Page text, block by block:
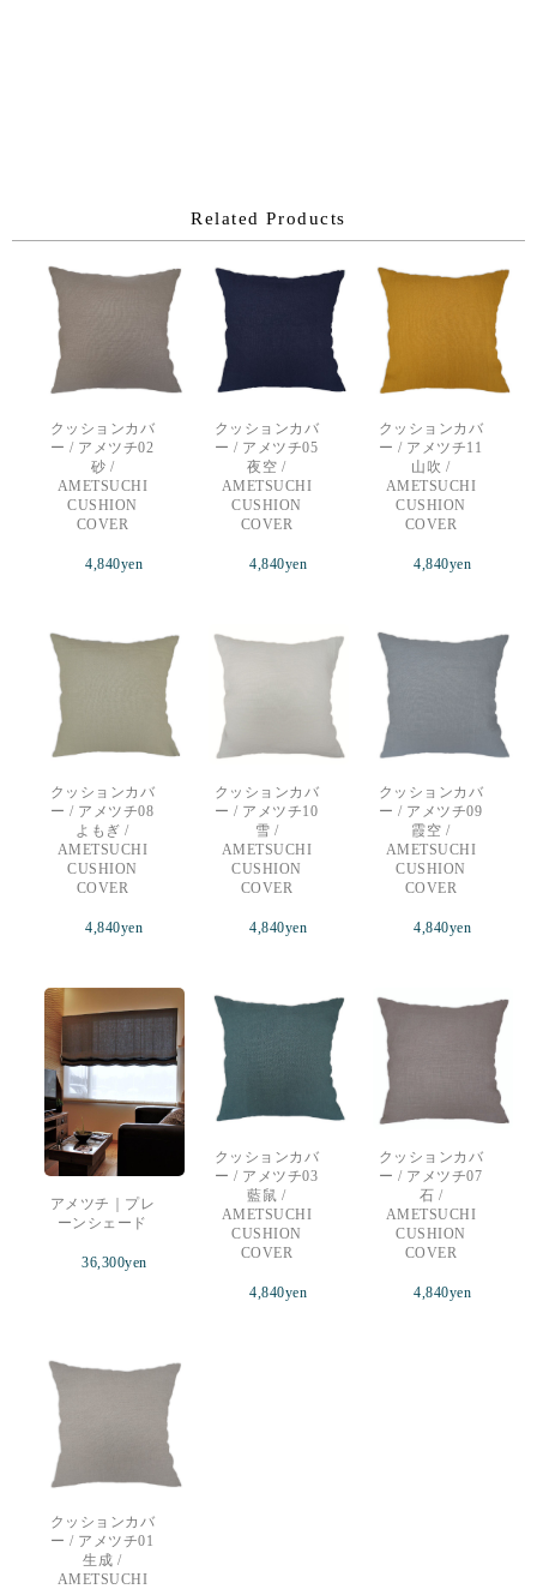
Related Products
クッションカバ
ー / アメツチ02
砂 /
AMETSUCHI
CUSHION
COVER
4,840yen
クッションカバ
ー / アメツチ05
夜空 /
AMETSUCHI
CUSHION
COVER
4,840yen
クッションカバ
ー / アメツチ11
山吹 /
AMETSUCHI
CUSHION
COVER
4,840yen
クッションカバ
ー / アメツチ08
よもぎ /
AMETSUCHI
CUSHION
COVER
4,840yen
クッションカバ
ー / アメツチ10
雪 /
AMETSUCHI
CUSHION
COVER
4,840yen
クッションカバ
ー / アメツチ09
霞空 /
AMETSUCHI
CUSHION
COVER
4,840yen
アメツチ｜プレ
ーンシェード
36,300yen
クッションカバ
ー / アメツチ03
藍鼠 /
AMETSUCHI
CUSHION
COVER
4,840yen
クッションカバ
ー / アメツチ07
石 /
AMETSUCHI
CUSHION
COVER
4,840yen
クッションカバ
ー / アメツチ01
生成 /
AMETSUCHI